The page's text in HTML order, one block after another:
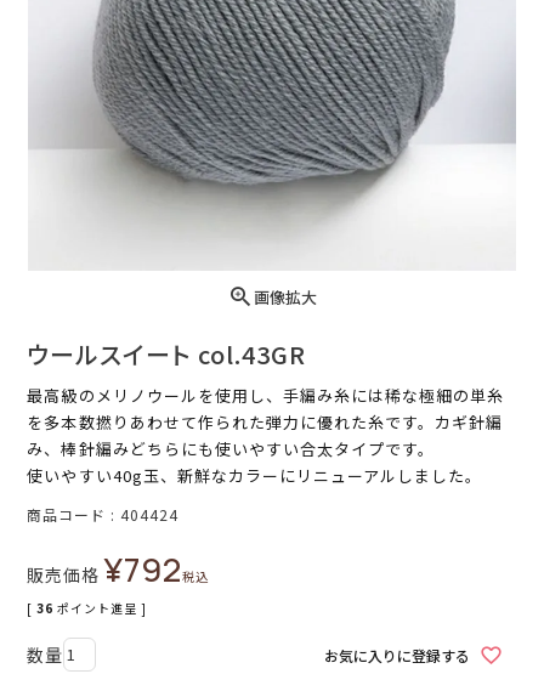
画像拡大
ウールスイート col.43GR
最高級のメリノウールを使用し、手編み糸には稀な極細の単糸
を多本数撚りあわせて作られた弾力に優れた糸です。カギ針編
み、棒針編みどちらにも使いやすい合太タイプです。
使いやすい40g玉、新鮮なカラーにリニューアルしました。
商品コード 404424
販売価格 ¥792税込
[ 36 ポイント進呈 ]
お気に入りに登録する